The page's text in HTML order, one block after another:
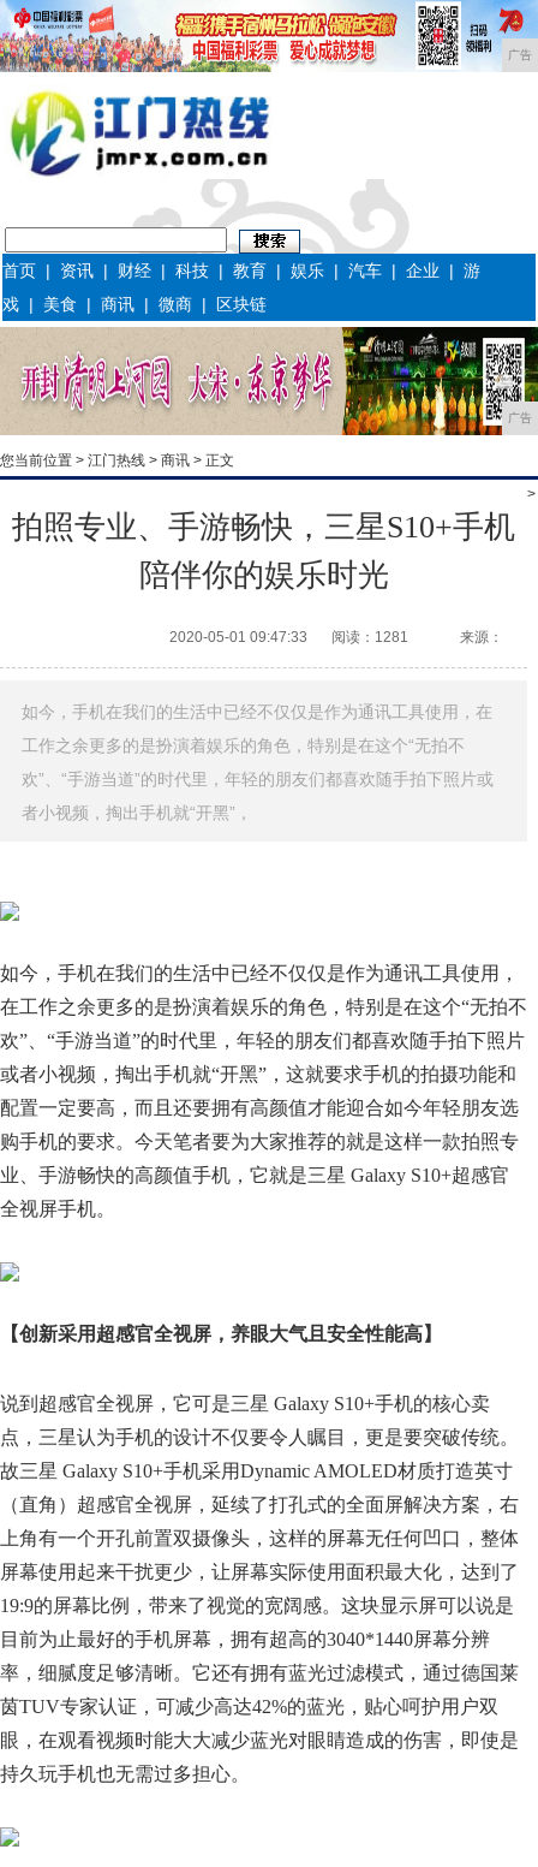
广告
首页 | 资讯 | 财经 |科技 |教育 |娱乐 |汽车 |企业 |游
戏 | 美食 |商讯 |微商 | 区块链
广告
您当前位置 > 江门热线 > 商讯 > 正文
>
拍照专业、手游畅快，三星S10+手机
陪伴你的娱乐时光
2020-05-01 09:47:33 阅读：1281 来源：
如今，手机在我们的生活中已经不仅仅是作为通讯工具使用，在
工作之余更多的是扮演着娱乐的角色，特别是在这个“无拍不
欢”、“手游当道”的时代里，年轻的朋友们都喜欢随手拍下照片或
者小视频，掏出手机就“开黑”，
如今，手机在我们的生活中已经不仅仅是作为通讯工具使用，
在工作之余更多的是扮演着娱乐的角色，特别是在这个“无拍不
欢”、“手游当道”的时代里，年轻的朋友们都喜欢随手拍下照片
或者小视频，掏出手机就“开黑”，这就要求手机的拍摄功能和
配置一定要高，而且还要拥有高颜值才能迎合如今年轻朋友选
购手机的要求。今天笔者要为大家推荐的就是这样一款拍照专
业、手游畅快的高颜值手机，它就是三星 Galaxy S10+超感官
全视屏手机。
【创新采用超感官全视屏，养眼大气且安全性能高】
说到超感官全视屏，它可是三星 Galaxy S10+手机的核心卖
点，三星认为手机的设计不仅要令人瞩目，更是要突破传统。
故三星 Galaxy S10+手机采用Dynamic AMOLED材质打造英寸
（直角）超感官全视屏，延续了打孔式的全面屏解决方案，右
上角有一个开孔前置双摄像头，这样的屏幕无任何凹口，整体
屏幕使用起来干扰更少，让屏幕实际使用面积最大化，达到了
19:9的屏幕比例，带来了视觉的宽阔感。这块显示屏可以说是
目前为止最好的手机屏幕，拥有超高的3040*1440屏幕分辨
率，细腻度足够清晰。它还有拥有蓝光过滤模式，通过德国莱
茵TUV专家认证，可减少高达42%的蓝光，贴心呵护用户双
眼，在观看视频时能大大减少蓝光对眼睛造成的伤害，即使是
持久玩手机也无需过多担心。